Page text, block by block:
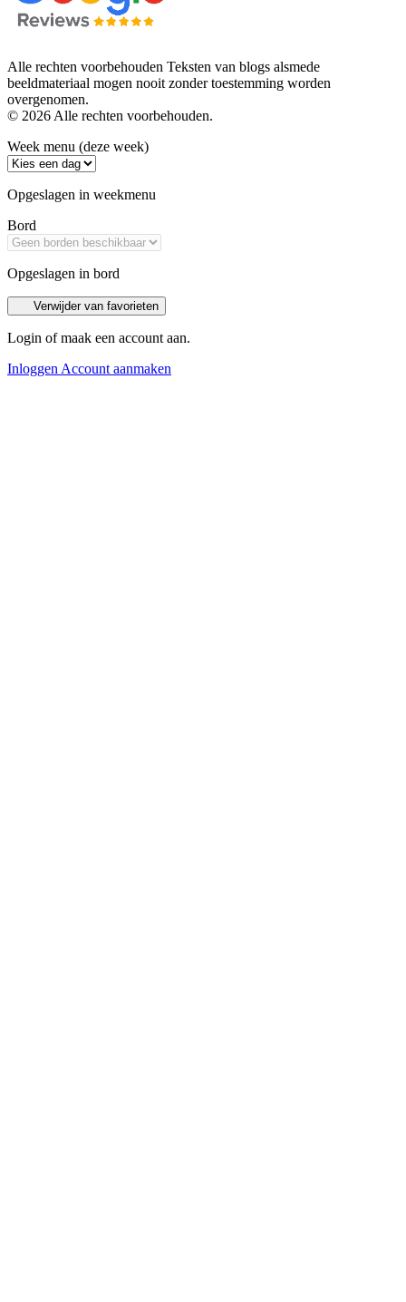
Alle rechten voorbehouden Teksten van blogs alsmede
beeldmateriaal mogen nooit zonder toestemming worden
overgenomen.
© 2026 Alle rechten voorbehouden.
Week menu (deze week)
Opgeslagen in weekmenu
Bord
Opgeslagen in bord
Verwijder van favorieten
Login of maak een account aan.
Inloggen Account aanmaken